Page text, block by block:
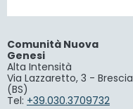
Comunità Nuova
Genesi
Alta Intensità
Via Lazzaretto, 3 - Brescia
(BS)
Tel: +39.030.3709732